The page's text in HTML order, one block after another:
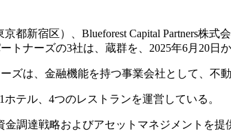
都新宿区）、Blueforest Capital Partners株
トナーズの3社は、蔵群を、2025年6月20日
ズは、金融機能を持つ事業会社として、不
テル、4つのレストランを運営している。
金調達戦略およびアセットマネジメントを